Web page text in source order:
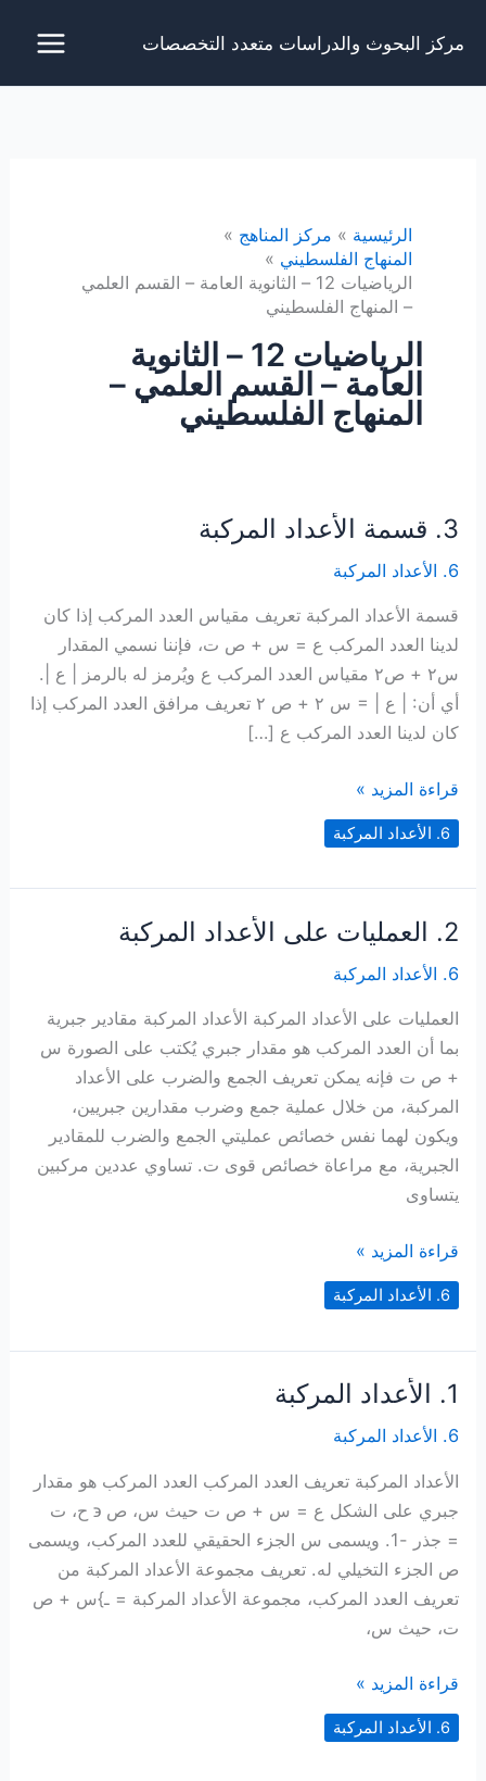
مركز البحوث والدراسات متعدد التخصصات
الرئيسية
مركز المناهج
المنهاج الفلسطيني
الرياضيات 12 – الثانوية العامة – القسم العلمي
– المنهاج الفلسطيني
الرياضيات 12 – الثانوية
العامة – القسم العلمي –
المنهاج الفلسطيني
3. قسمة الأعداد المركبة
6. الأعداد المركبة
قسمة الأعداد المركبة تعريف مقياس العدد المركب إذا كان
لدينا العدد المركب ع = س + ص ت، فإننا نسمي المقدار
س٢ + ص٢ مقياس العدد المركب ع ويُرمز له بالرمز | ع |.
أي أن: | ع | = س ٢ + ص ٢ تعريف مرافق العدد المركب إذا
كان لدينا العدد المركب ع […]
3.
قسمة
الأعداد
قراءة المزيد »
6. الأعداد المركبة
2. العمليات على الأعداد المركبة
6. الأعداد المركبة
العمليات على الأعداد المركبة الأعداد المركبة مقادير جبرية
بما أن العدد المركب هو مقدار جبري يُكتب على الصورة س
+ ص ت فإنه يمكن تعريف الجمع والضرب على الأعداد
المركبة، من خلال عملية جمع وضرب مقدارين جبريين،
ويكون لهما نفس خصائص عمليتي الجمع والضرب للمقادير
الجبرية، مع مراعاة خصائص قوى ت. تساوي عددين مركبين
يتساوى
2.
العمليات
على
قراءة المزيد »
6. الأعداد المركبة
1. الأعداد المركبة
6. الأعداد المركبة
الأعداد المركبة تعريف العدد المركب العدد المركب هو مقدار
جبري على الشكل ع = س + ص ت حيث س، ص ϶ ح، ت
= جذر -1. ويسمى س الجزء الحقيقي للعدد المركب، ويسمى
ص الجزء التخيلي له. تعريف مجموعة الأعداد المركبة من
تعريف العدد المركب، مجموعة الأعداد المركبة = ـ}س + ص
ت، حيث س،
1.
الأعداد
المركبة
قراءة المزيد »
6. الأعداد المركبة